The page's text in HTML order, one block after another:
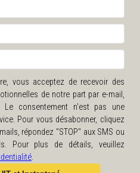
vous acceptez de recevoir des
de notre part par e-mail,
Le consentement n'est pas une
Pour vous désabonner, cliquez
répondez "STOP" aux SMS ou
Pour plus de détails, veuillez
.